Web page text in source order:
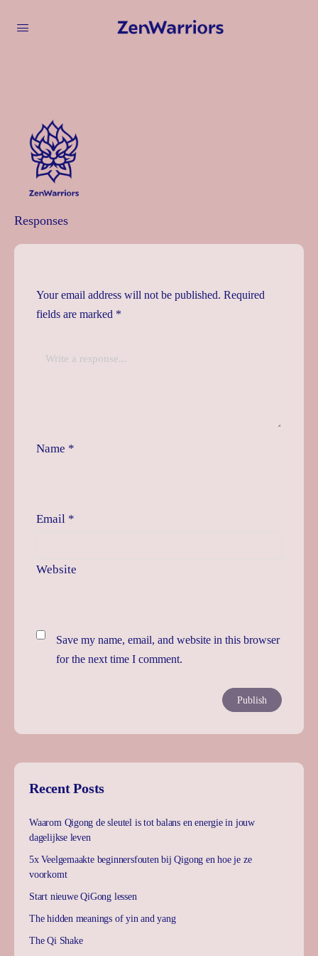
Responses
Your email address will not be published. Required
fields are marked *
Name *
Email *
Website
Save my name, email, and website in this browser
for the next time I comment.
Recent Posts
Waarom Qigong de sleutel is tot balans en energie in jouw
dagelijkse leven
5x Veelgemaakte beginnersfouten bij Qigong en hoe je ze
voorkomt
Start nieuwe QiGong lessen
The hidden meanings of yin and yang
The Qi Shake